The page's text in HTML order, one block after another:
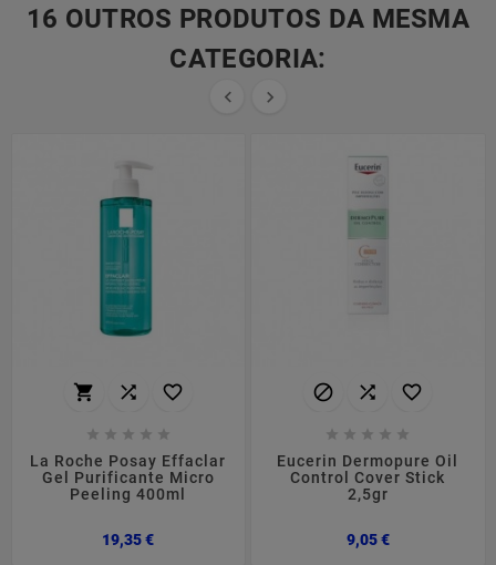
16 OUTROS PRODUTOS DA MESMA
CATEGORIA:
 
  
    
La Roche Posay Effaclar
Gel Purificante Micro
Peeling 400ml
19,35 €Preço
  
    
Eucerin Dermopure Oil
Control Cover Stick
2,5gr
9,05 €Preço